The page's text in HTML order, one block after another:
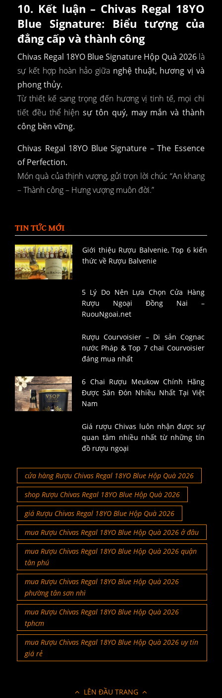
10. Kết luận – Chivas Regal 18YO
Blue Signature: Biểu tượng của
đẳng cấp và thành công
Chivas Regal 18YO Blue Signature Hộp Quà 2026 là
sự kết hợp hoàn hảo giữa nghệ thuật, hương vị và
phong thủy.
Từ thiết kế sang trọng đến hương vị tinh tế, mọi chi
tiết đều thể hiệnsự tôn quý, may mắn và thành
công bền vững.
Chivas Regal 18YO Blue Signature – The Essence
of Perfection.
Món quà của thịnh vượng, gửi trọn lời chúc “An khang
– Thành công – Hưng vượng muôn đời.”
TIN TỨC MỚI
Giới thiệu Rượu Balvenie, Top 6 kiến
thức về Rượu Balvenie
5 Lý Do Nên Lựa Chọn Cửa Hàng
Rượu Ngoại Đồng Nai –
RuouNgoai.net
Rượu Courvoisier – Di sản Cognac
nước Pháp & Top 7 chai Courvoisier
đáng mua nhất
6 Chai Rượu Meukow Chính Hãng
Được Săn Đón Nhiều Nhất Tại Việt
Nam
Giá rượu Chivas luôn nhận được sự
quan tâm nhiều nhất từ những tín
đồ rượu ngoại
cửa hàng Rượu Chivas Regal 18YO Blue Hộp Quà 2026
shop Rượu Chivas Regal 18YO Blue Hộp Quà 2026
giá Rượu Chivas Regal 18YO Blue Hộp Quà 2026
mua Rượu Chivas Regal 18YO Blue Hộp Quà 2026 ở đâu
mua Rượu Chivas Regal 18YO Blue Hộp Quà 2026 quận
tân phú
mua Rượu Chivas Regal 18YO Blue Hộp Quà 2026
phường tân sơn nhì
mua Rượu Chivas Regal 18YO Blue Hộp Quà 2026
tphcm
mua Rượu Chivas Regal 18YO Blue Hộp Quà 2026 uy tín
giá rẻ
LÊN ĐẦU TRANG